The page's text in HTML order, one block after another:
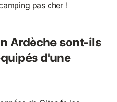
pas cher !
Ardèche sont-ils
d'une